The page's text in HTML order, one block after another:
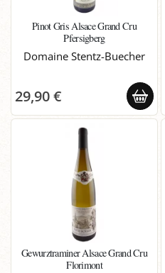
Pinot Gris Alsace Grand Cru
Pfersigberg
Domaine Stentz-Buecher
29,90 €
Gewurztraminer Alsace Grand Cru
Florimont